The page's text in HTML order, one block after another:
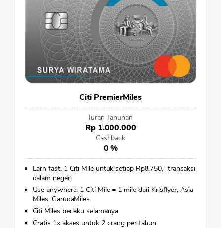
Citi PremierMiles
Iuran Tahunan
Rp 1.000.000
Cashback
0 %
Earn fast. 1 Citi Mile untuk setiap Rp8.750,- transaksi
dalam negeri
Use anywhere. 1 Citi Mile = 1 mile dari Krisflyer, Asia
Miles, GarudaMiles
Citi Miles berlaku selamanya
Gratis 1x akses untuk 2 orang per tahun